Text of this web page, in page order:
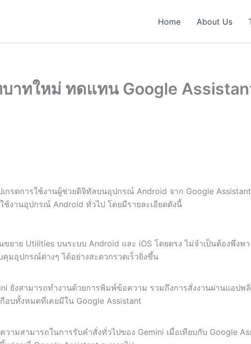
Home About Us
าทใหม่ ทดแทน Google
กรดการใช้งานผู้ช่วยดิจิทัลบนอุปกรณ์ Android จาก Google
ช้งานอุปกรณ์ Android ทั่วไป โดยมีรายละเอียดดังนี้
ขยาย Utilities บนระบบ Android และ iOS โดยตรง ไม่จำเป็นต้องพึ่งพ
มอุปกรณ์ต่างๆ ได้อย่างสะดวกรวดเร็วยิ่งขึ้น
ยังสามารถทำงานด้วยการพิมพ์ข้อความ รวมถึงการสั่งงานผ่านแอปพ
บทั้งหมดที่เคยมีใน Google Assistant
วามสามารถในการรับคำสั่งทั่วไปของ Gemini เมื่อเทียบกับ Google